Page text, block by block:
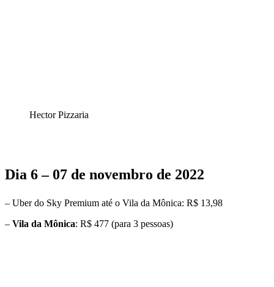
Hector Pizzaria
Dia 6 – 07 de novembro de 2022
– Uber do Sky Premium até o Vila da Mônica: R$ 13,98
– Vila da Mônica: R$ 477 (para 3 pessoas)